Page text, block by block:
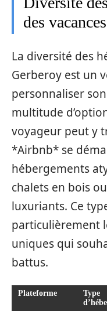
des
La diversité des
Gerberoy est un
personnaliser
multitude
voyageur peut y
*Airbnb* se
hébergements
chalets en bois
luxuriants. Ce
particulièrement
uniques qui
battus.
Plateforme
Type